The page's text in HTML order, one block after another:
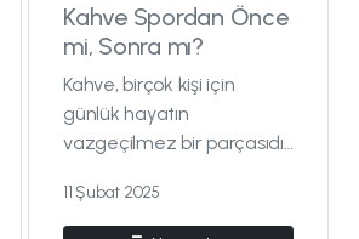
Kahve Spordan Önce
mi, Sonra mı?
Kahve, birçok kişi için
günlük hayatın
vazgeçilmez bir parçasıdır.
kahvesiz ayılamayanlar,
spora kahvesiz
11 Şubat 2025